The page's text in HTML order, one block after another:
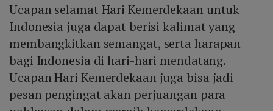
Ucapan selamat Hari Kemerdekaan untuk
Indonesia juga dapat berisi kalimat yang
membangkitkan semangat, serta harapan
bagi Indonesia di hari-hari mendatang.
Ucapan Hari Kemerdekaan juga bisa jadi
pesan pengingat akan perjuangan para